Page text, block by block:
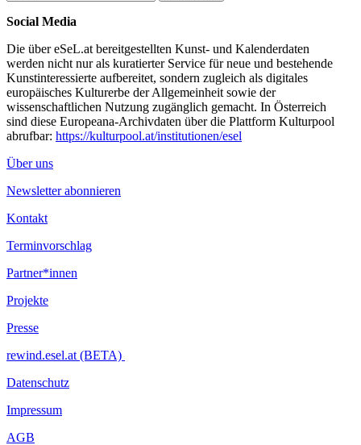
Social Media
Die über eSeL.at bereitgestellten Kunst- und Kalenderdaten
werden nicht nur als kuratierter Service für neue und bestehende
Kunstinteressierte aufbereitet, sondern zugleich als digitales
europäisches Kulturerbe der Allgemeinheit sowie der
wissenschaftlichen Nutzung zugänglich gemacht. In Österreich
sind diese Europeana-Archivdaten über die Plattform Kulturpool
abrufbar: https://kulturpool.at/institutionen/esel
Über uns
Newsletter abonnieren
Kontakt
Terminvorschlag
Partner*innen
Projekte
Presse
rewind.esel.at (BETA)
Datenschutz
Impressum
AGB